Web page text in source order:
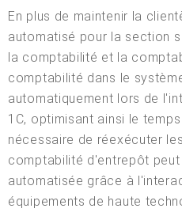
En plus de maintenir la
automatisé pour la section
la comptabilité et la
comptabilité dans le
automatiquement lors de
1C, optimisant ainsi le
nécessaire de réexécuter
comptabilité d'entrepôt
automatisée grâce à
équipements de haute